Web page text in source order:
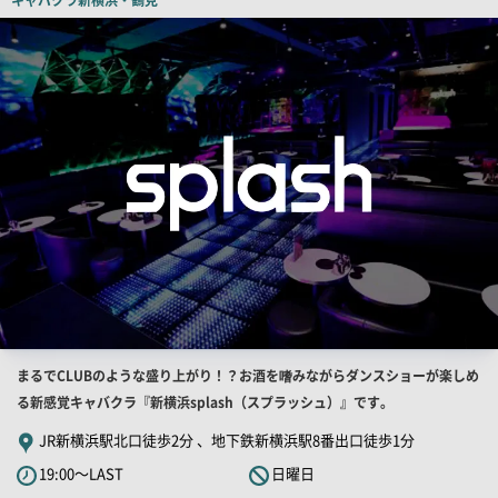
ピ
ー
検
索
結
果
一
覧
用
像
店
舗
PR
キ
ャ
まるでCLUBのような盛り上がり！？お酒を嗜みながらダンスショーが楽しめ
る新感覚キャバクラ『新横浜splash（スプラッシュ）』です。
JR新横浜駅北口徒歩2分 、地下鉄新横浜駅8番出口徒歩1分
19:00～LAST
日曜日